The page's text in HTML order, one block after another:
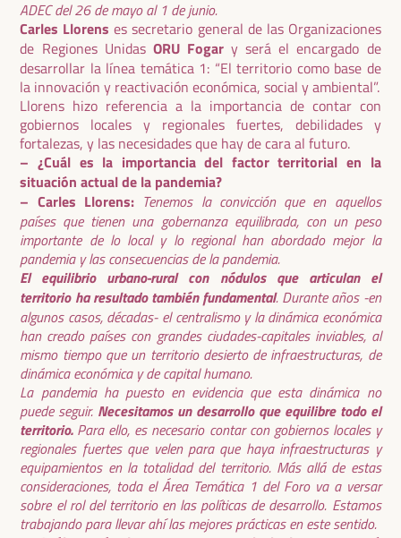
ADEC del 26 de mayo al 1 de junio.
Carles Llorens es secretario general de las Organizaciones
de Regiones Unidas ORU Fogary será el encargado de
desarrollar la línea temática 1: “El territorio como base de
la innovación y reactivación económica, social y ambiental”.
Llorens hizo referencia a la importancia de contar con
gobiernos locales y regionales fuertes, debilidades y
fortalezas, y las necesidades que hay de cara al futuro.
– ¿Cuál es la importancia del factor territorial en la
situación actual de la pandemia?
– Carles Llorens: Tenemos la convicción que en aquellos
países que tienen una gobernanza equilibrada, con un peso
importante de lo local y lo regional han abordado mejor la
pandemia y las consecuencias de la pandemia.
El equilibrio urbano-rural con nódulos que articulan el
territorio ha resultado también fundamental. Durante años -en
algunos casos, décadas- el centralismo y la dinámica económica
han creado países con grandes ciudades-capitales inviables, al
mismo tiempo que un territorio desierto de infraestructuras, de
dinámica económica y de capital humano.
La pandemia ha puesto en evidencia que esta dinámica no
puede seguir. Necesitamos un desarrollo que equilibre todo el
territorio.Para ello, es necesario contar con gobiernos locales y
regionales fuertes que velen para que haya infraestructuras y
equipamientos en la totalidad del territorio. Más allá de estas
consideraciones, toda el Área Temática 1 del Foro va a versar
sobre el rol del territorio en las políticas de desarrollo. Estamos
trabajando para llevar ahí las mejores prácticas en este sentido.